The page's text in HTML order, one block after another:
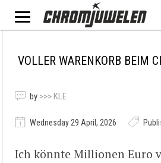
VOLLER WARENKORB BEIM
by >>> KLE
Wednesday 29 April, 2026
Ich könnte Millionen Euro